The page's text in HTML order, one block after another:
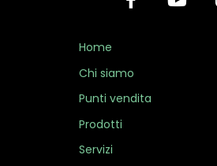
Home
Chi siamo
Punti vendita
Prodotti
Servizi